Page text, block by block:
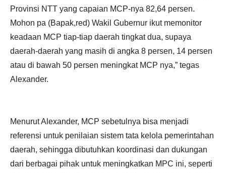
Provinsi NTT yang capaian MCP-nya 82,64 persen.
Mohon pa (Bapak,red) Wakil Gubernur ikut memonitor
keadaan MCP tiap-tiap daerah tingkat dua, supaya
daerah-daerah yang masih di angka 8 persen, 14 persen
atau di bawah 50 persen meningkat MCP nya,” tegas
Alexander.
Menurut Alexander, MCP sebetulnya bisa menjadi
referensi untuk penilaian sistem tata kelola pemerintahan
daerah, sehingga dibutuhkan koordinasi dan dukungan
dari berbagai pihak untuk meningkatkan MPC ini, seperti